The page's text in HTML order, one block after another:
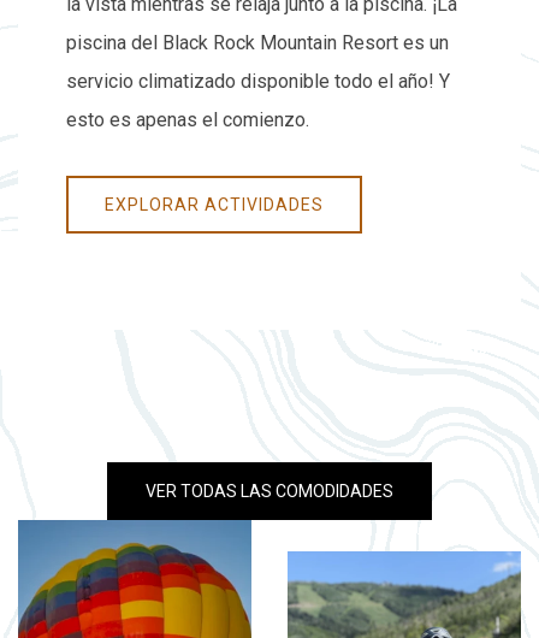
piscina del Black Rock Mountain Resort es un
servicio climatizado disponible todo el año! Y
esto es apenas el comienzo.
EXPLORAR ACTIVIDADES
VER TODAS LAS COMODIDADES